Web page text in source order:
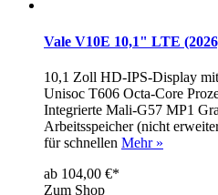
Vale V10E 10,1" LTE
10,1 Zoll HD-IPS-Display
Unisoc T606 Octa-Core
Integrierte Mali-G57 MP1
Arbeitsspeicher (nicht
für schnellen Mehr »
ab 104,00 €*
Zum Shop